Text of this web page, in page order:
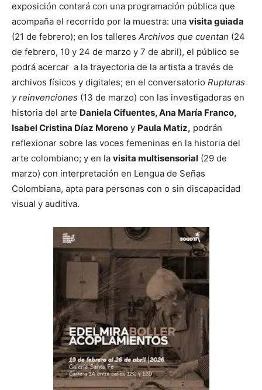
exposición contará con una programación pública que
acompaña el recorrido por la muestra: una visita guiada
(21 de febrero); en los talleres Archivos que cuentan (24
de febrero, 10 y 24 de marzo y 7 de abril), el público se
podrá acercar a la trayectoria de la artista a través de
archivos físicos y digitales; en el conversatorio Rupturas
y reinvenciones (13 de marzo) con las investigadoras en
historia del arte Daniela Cifuentes, Ana María Franco,
Isabel Cristina Díaz Moreno y Paula Matiz, podrán
reflexionar sobre las voces femeninas en la historia del
arte colombiano; y en la visita multisensorial (29 de
marzo) con interpretación en Lengua de Señas
Colombiana, apta para personas con o sin discapacidad
visual y auditiva.